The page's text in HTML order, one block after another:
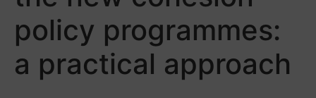
policy programmes:
a practical approach